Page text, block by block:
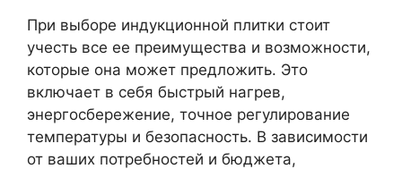
При выборе индукционной плитки стоит
учесть все ее преимущества и возможности,
которые она может предложить. Это
включает в себя быстрый нагрев,
энергосбережение, точное регулирование
температуры и безопасность. В зависимости
от ваших потребностей и бюджета,